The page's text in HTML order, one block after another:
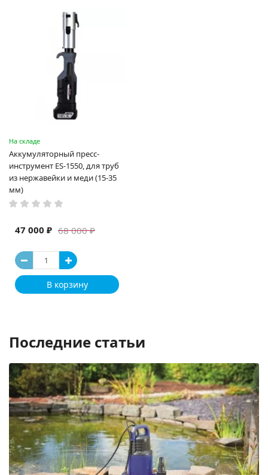
На складе
Аккумуляторный пресс-
инструмент ES-1550, для труб
из нержавейки и меди (15-35
мм)
68 000 ₽
47 000 ₽
В корзину
Последние статьи